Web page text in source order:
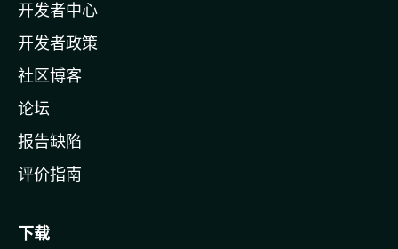
主
页
开发者中心
开发者政策
社区博客
论坛
报告缺陷
评价指南
下载